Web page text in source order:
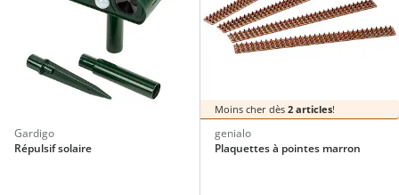
Gardigo
Répulsif solaire
Moins cher dès 2 articles!
genialo
Plaquettes à pointes marron